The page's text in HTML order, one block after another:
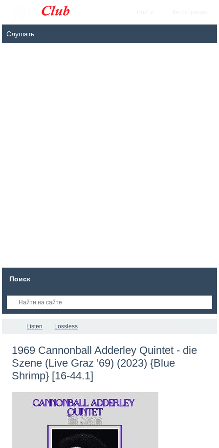
Поиск
Listen Lossless
1969 Cannonball Adderley Quintet - die
Szene (Live Graz '69) (2023) {Blue
Shrimp} [16-44.1]